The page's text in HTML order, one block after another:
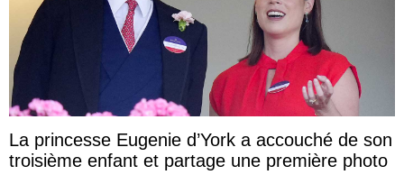
La princesse Eugenie d’York a accouché de son
troisième enfant et partage une première photo